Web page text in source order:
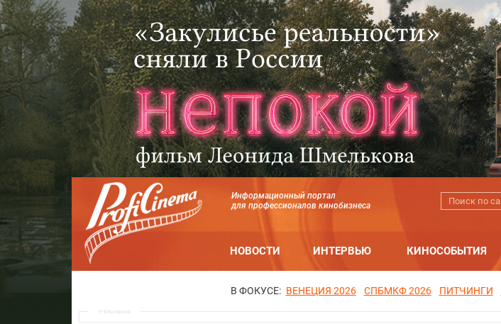
Информационный портал
для профессионалов кинобизнеса
НОВОСТИ ИНТЕРВЬЮ КИНОСОБЫТИЯ
В ФОКУСЕ: ВЕНЕЦИЯ 2026 СПБМКФ 2026 ПИТЧИНГИ
Реклама